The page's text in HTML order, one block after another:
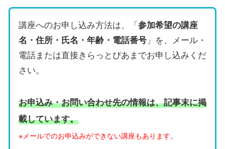
講座へのお申し込み方法は、「参加希望の講座
名・住所・氏名・年齢・電話番号」を、メール・
電話または直接きらっとぴあまでお申し込みくだ
さい。
お申込み・お問い合わせ先の情報は、記事末に掲
載しています。
※メールでのお申込みができない講座もあります。